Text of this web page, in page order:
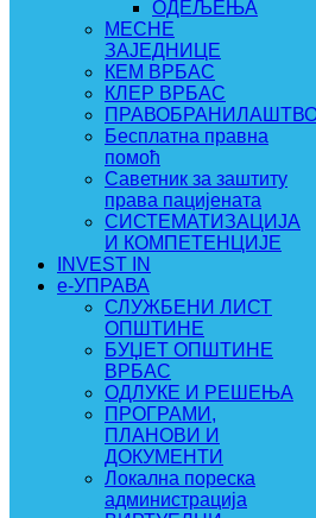
ОДЕЉЕЊА
МЕСНЕ
ЗАЈЕДНИЦЕ
КЕМ ВРБАС
КЛЕР ВРБАС
Бесплатна правна
помоћ
Саветник за заштиту
права пацијената
СИСТЕМАТИЗАЦИЈА
И КОМПЕТЕНЦИЈЕ
INVEST IN
e-УПРАВА
СЛУЖБЕНИ ЛИСТ
ОПШТИНЕ
БУЏЕТ ОПШТИНЕ
ВРБАС
ОДЛУКЕ И РЕШЕЊА
ПРОГРАМИ,
ПЛАНОВИ И
ДОКУМЕНТИ
Локална пореска
администрација